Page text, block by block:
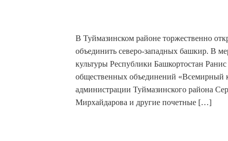
В Туймазинском районе торжественно
объединить северо-западных башкир. В
культуры Республики Башкортостан
общественных объединений «Всемирный
администрации Туймазинского района
Мирхайдарова и другие почетные […]